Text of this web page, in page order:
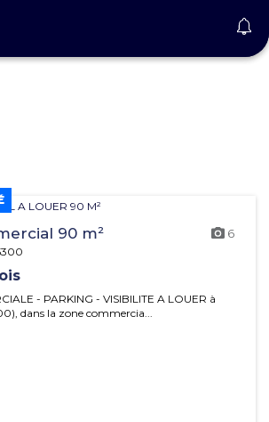
Doubs
90 m² 6
- PARKING - VISIBILITE A LOUER à
dans la zone commercia...